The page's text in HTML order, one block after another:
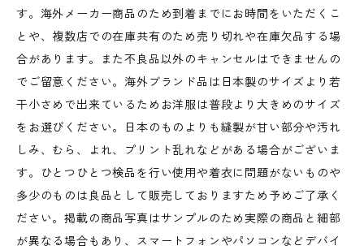
す。海外メーカー商品のため到着までにお時間をいただくこ
とや、複数店での在庫共有のため売り切れや在庫欠品する場
合があります。また不良品以外のキャンセルはできませんの
でご留意ください。海外ブランド品は日本製のサイズより若
干小さめで出来ているためお洋服は普段より大きめのサイズ
をお選びください。日本のものよりも縫製が甘い部分や汚れ
しみ、むら、よれ、プリント乱れなどがある場合がございま
す。ひとつひとつ検品を行い使用や着衣に問題がないものや
多少のものは良品として販売しておりますため予めご了承く
ださい。掲載の商品写真はサンプルのため実際の商品と細部
が異なる場合もあり、スマートフォンやパソコンなどデバイ